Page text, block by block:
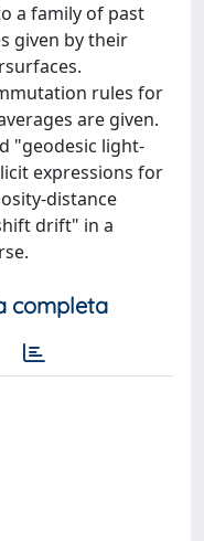
a family of past
given by their
rules for
are given.
"geodesic light-
expressions for
distance
drift" in a
completa